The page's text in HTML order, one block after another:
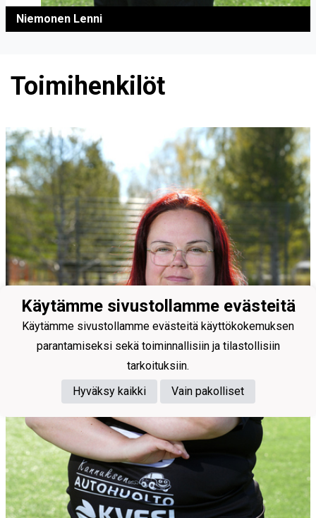
Niemonen Lenni
Toimihenkilöt
Käytämme sivustollamme evästeitä
Käytämme sivustollamme evästeitä käyttökokemuksen
parantamiseksi sekä toiminnallisiin ja tilastollisiin
tarkoituksiin.
Hyväksy kaikki
Vain pakolliset